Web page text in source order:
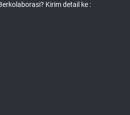
Kirim detail ke :